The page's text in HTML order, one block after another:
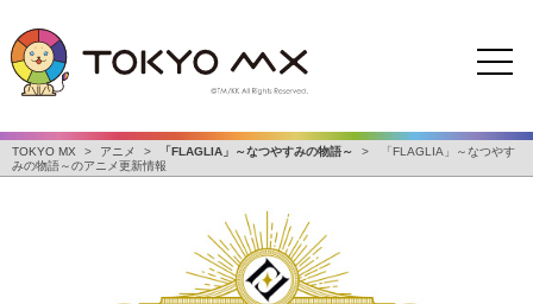
TOKYO MX > アニメ > 「FLAGLIA」～なつやすみの物語～ >
「FLAGLIA」～なつやす
みの物語～のアニメ更新情報